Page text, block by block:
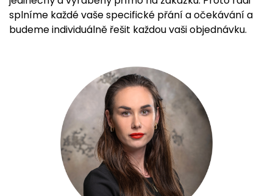
splníme každé vaše specifické přání a očekávání a
budeme individuálně řešit každou vaši objednávku.